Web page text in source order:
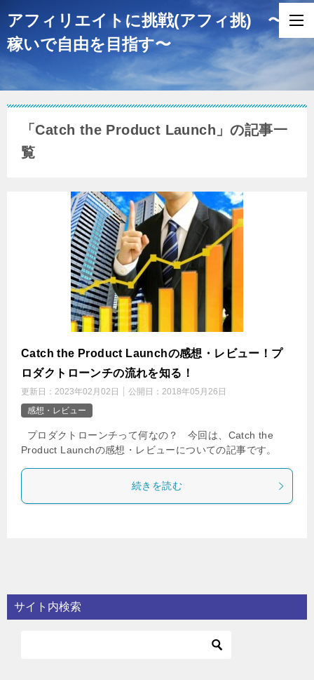
アフィリエイトに挑戦(アフィ挑) 〜
稼いで自由を目指す〜
「Catch the Product Launch」の記事一
覧
Catch the Product Launchの感想・レビュー！プ
ロダクトローンチの流れを知る！
更新日： 2023年02月02日 公開日： 2018年05月26日
感想・レビュー
プロダクトローンチって何なの？ 今回は、Catch the
Product Launchの感想・レビューについての記事です。
続きを読む
サイト内検索